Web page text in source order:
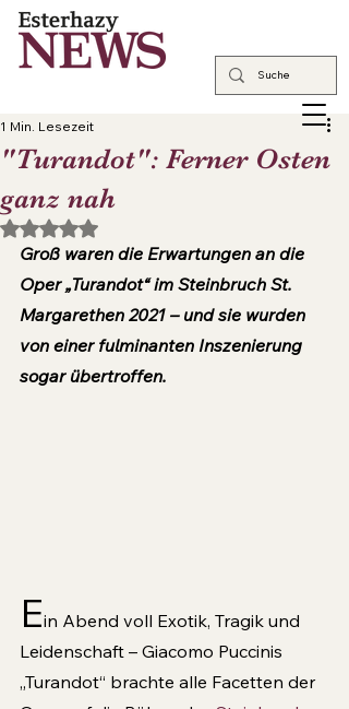
"Turandot": Ferner Osten
ganz nah
1 Min. Lesezeit
Mit NaN von 5 Sternen bewertet.
Groß waren die Erwartungen an die
Oper „Turandot“ im Steinbruch St.
Margarethen 2021 – und sie wurden
von einer fulminanten Inszenierung
sogar übertroffen.
Ein Abend voll Exotik, Tragik und
Leidenschaft – Giacomo Puccinis
„Turandot“ brachte alle Facetten der